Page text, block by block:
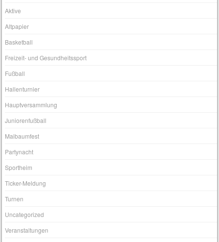
Aktive
Altpapier
Basketball
Freizeit- und Gesundheitssport
Fußball
Hallenturnier
Hauptversammlung
Juniorenfußball
Maibaumfest
Partynacht
Sportheim
Ticker-Meldung
Turnen
Uncategorized
Veranstaltungen